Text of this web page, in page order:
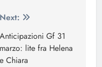
Next:
Anticipazioni Gf 31
marzo: lite fra Helena
e Chiara